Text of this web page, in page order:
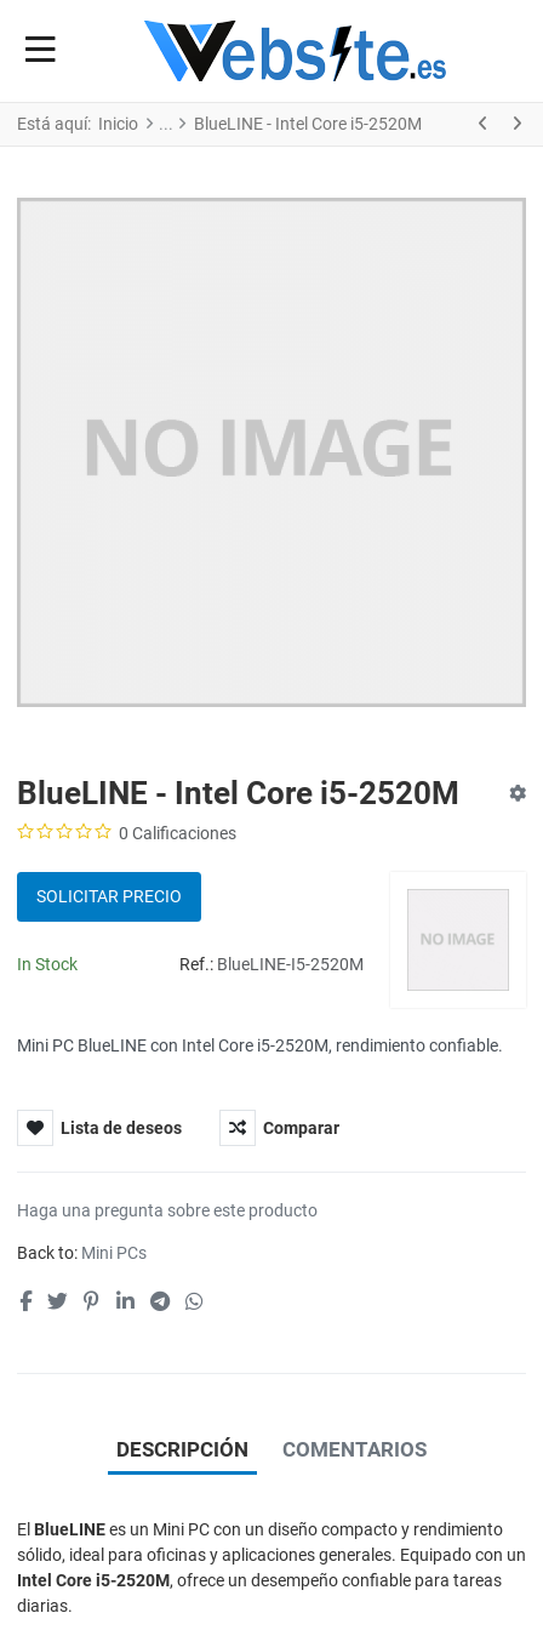
Está aquí: Inicio BlueLINE - Intel Core i5-2520M
BlueLINE - Intel Core i5-2520M
0 Calificaciones
SOLICITAR PRECIO
In Stock Ref.: BlueLINE-I5-2520M
Mini PC BlueLINE con Intel Core i5-2520M, rendimiento confiable.
Lista de deseos Comparar
Haga una pregunta sobre este producto
Back to: Mini PCs
DESCRIPCIÓN COMENTARIOS
El BlueLINEes un Mini PC con un diseño compacto y rendimiento
sólido, ideal para oficinas y aplicaciones generales. Equipado con un
Intel Core i5-2520M, ofrece un desempeño confiable para tareas
diarias.